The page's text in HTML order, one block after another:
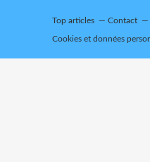
Top articles Contact
Cookies et données